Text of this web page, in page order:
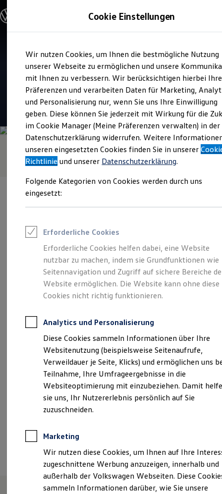
Hauptinhalt
springen
Footer
springen
Modelle und Konfigurator
Modelle vergleichen
Elektroautos
ENERGY Sondermodelle
Nutzfahrzeuge
SUV und CUV
Familienautos
Kombis
Kompaktwagen
Sportwagen
Schnell verfügbare Fahrzeuge
Angebote und Produkte
Aktuelle Angebote
E-Auto-Förderung
Volkswagen Marktplatz
Junge Gebrauchtwagen und Gebrauchtwagen
Volkswagen Zertifizierte Gebrauchtwagen
Zubehör- und Serviceangebote
Leasing
Leasing-Angebote
Gebrauchtwagen Leasing
Junge Gebrauchtwagen-Leasing
Elektroauto Leasing
Kleinwagen-Leasing
Leasing ohne Anzahlung
Finanzierung
Kfz-Versicherung
Restschuldversicherungen
Garantien
Wartungsverträge
Geschäftskunden
Professional Class bei Volkswagen
Großkunden
Behörden
Direktkunden
Sonderfahrzeuge
Anpfiff zum Gewinn
Elektroautos
ID. Tutorials
Elektrofahrzeugkonzepte
Reichweite
Reichweite der ID. Modelle
Reichweite im Winter
Verkauf und Service
Hercher Die Service Familie
Riesa
4.6|203 Bewertungen
Verantwortlich für die Inhalte auf dieser Seite ist die Hercher Die
Service Familie GmbH
info.riesa@hercher-servicefamilie.de
+49 3525 72450
Samstag
Geschlossen
Sonntag
Geschlossen
Cookie Einstellungen
Wir nutzen Cookies, um Ihnen die bestmögliche Nutzung
unserer Webseite zu ermöglichen und unsere
mit Ihnen zu verbessern. Wir berücksichtigen hierbei Ihre
Präferenzen und verarbeiten Daten für Marketing,
und Personalisierung nur, wenn Sie uns Ihre Einwilligung
geben. Diese können Sie jederzeit mit Wirkung für die
im Cookie Manager (Meine Präferenzen verwalten) in der
Datenschutzerklärung widerrufen. Weitere
unseren eingesetzten Cookies finden Sie in unserer
Richtlinie und unserer Datenschutzerklärung.
Folgende Kategorien von Cookies werden durch uns
eingesetzt:
Erforderliche Cookies
Erforderliche Cookies helfen dabei, eine Website
nutzbar zu machen, indem sie Grundfunktionen wie
Seitennavigation und Zugriff auf sichere Bereiche
Website ermöglichen. Die Website kann ohne diese
Cookies nicht richtig funktionieren.
Analytics und Personalisierung
Diese Cookies sammeln Informationen über Ihre
Websitenutzung (beispielsweise Seitenaufrufe,
Verweildauer je Seite, Klicks) und ermöglichen uns
Teilnahme, Ihre Umfrageergebnisse in die
Websiteoptimierung mit einzubeziehen. Damit
sie uns, Ihr Nutzererlebnis persönlich auf Sie
zuzuschneiden.
Marketing
Wir nutzen diese Cookies, um Ihnen auf Ihre
zugeschnittene Werbung anzuzeigen, innerhalb und
außerhalb der Volkswagen Webseiten. Diese
sammeln Informationen darüber, wie Sie unsere